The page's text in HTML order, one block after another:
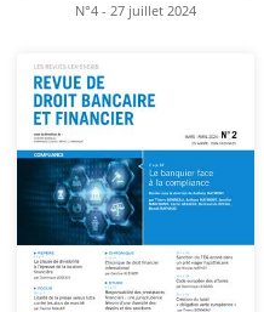
N°4 - 27 juillet 2024